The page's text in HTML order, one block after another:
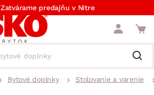
Zatvárame predajňu v Nitre
Bytové doplnky Stolovanie a varenie